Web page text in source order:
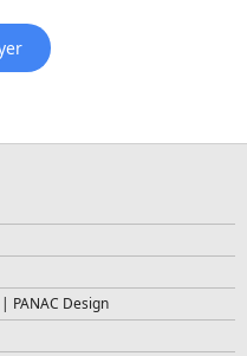
PANAC Design